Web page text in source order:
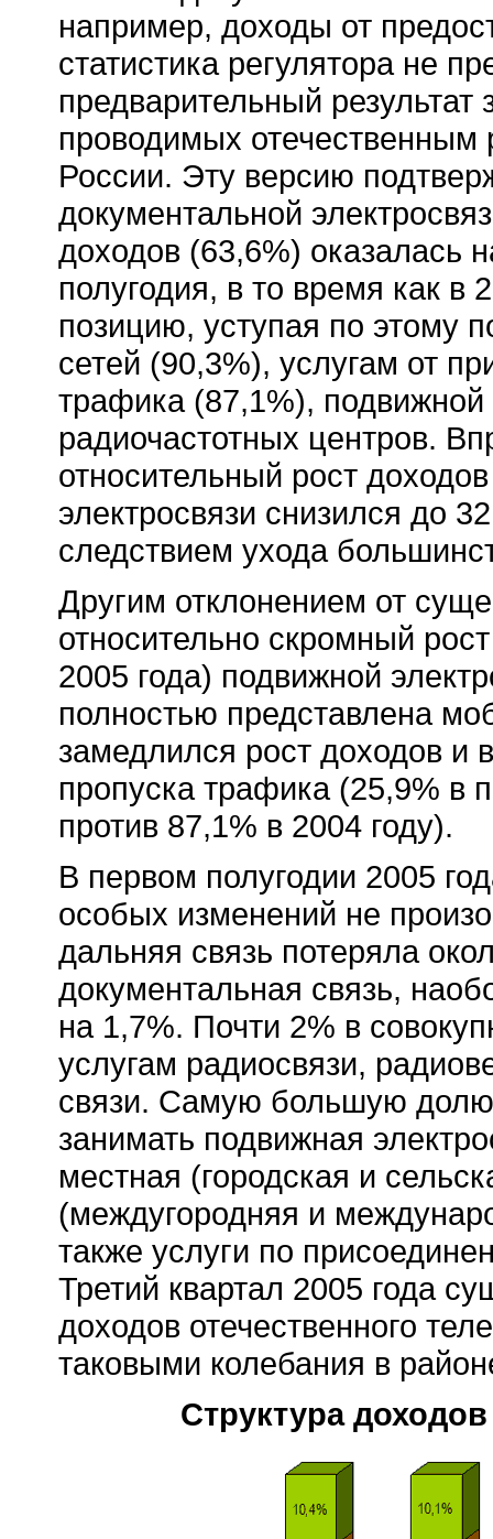
например, доходы от
статистика регулятора не
предварительный
проводимых отечественным
России. Эту версию
документальной
доходов (63,6%) оказалась
полугодия, в то время как в
позицию, уступая по этому
сетей (90,3%), услугам от
трафика (87,1%), подвижной
радиочастотных центров.
относительный рост
электросвязи снизился до
следствием ухода
Другим отклонением от
относительно скромный
2005 года) подвижной
полностью представлена
замедлился рост доходов и
пропуска трафика (25,9% в
против 87,1% в 2004 году).
В первом полугодии 2005
особых изменений не
дальняя связь потеряла
документальная связь,
на 1,7%. Почти 2% в
услугам радиосвязи,
связи. Самую большую
занимать подвижная
местная (городская и
(междугородняя и
также услуги по
Третий квартал 2005 года
доходов отечественного
таковыми колебания в
Структура